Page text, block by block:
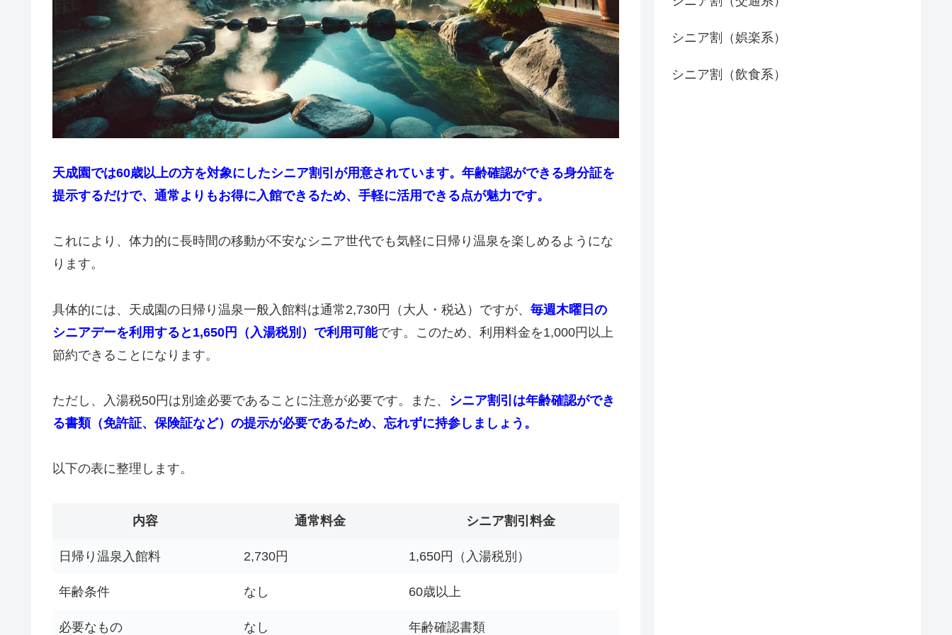
天成園では60歳以上の方を対象にしたシニア割引が用意されています。年齢確認ができる身分証を
提示するだけで、通常よりもお得に入館できるため、手軽に活用できる点が魅力です。
これにより、体力的に長時間の移動が不安なシニア世代でも気軽に日帰り温泉を楽しめるようにな
ります。
具体的には、天成園の日帰り温泉一般入館料は通常2,730円（大人・税込）ですが、 毎週木曜日の
シニアデーを利用すると1,650円（入湯税別）で利用可能です。このため、利用料金を1,000円以上
節約できることになります。
ただし、入湯税50円は別途必要であることに注意が必要です。また、 シニア割引は年齢確認ができ
る書類（免許証、保険証など）の提示が必要であるため、忘れずに持参しましょう。
以下の表に整理します。
内容 通常料金 シニア割引料金
日帰り温泉入館料 2,730円 1,650円（入湯税別）
年齢条件 なし 60歳以上
必要なもの なし 年齢確認書類
シニア割（娯楽系）
シニア割（飲食系）